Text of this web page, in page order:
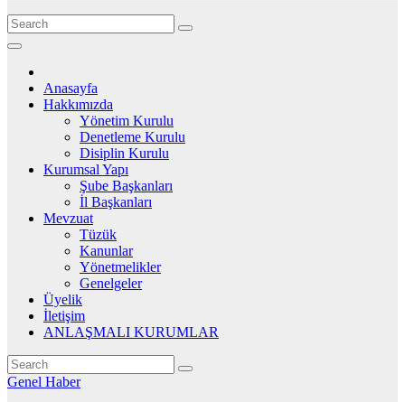
Anasayfa
Hakkımızda
Yönetim Kurulu
Denetleme Kurulu
Disiplin Kurulu
Kurumsal Yapı
Şube Başkanları
İl Başkanları
Mevzuat
Tüzük
Kanunlar
Yönetmelikler
Genelgeler
Üyelik
İletişim
ANLAŞMALI KURUMLAR
Genel Haber